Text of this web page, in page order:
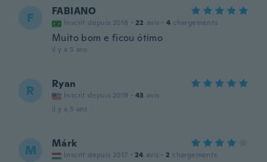
F FABIANO
Inscrit depuis 2018 · 22 avis · 4 chargements
Muito bom e ficou ótimo
il y a 5 ans
R Ryan
Inscrit depuis 2019 · 43 avis
il y a 5 ans
M Márk
Inscrit depuis 2017 · 24 avis · 2 chargements